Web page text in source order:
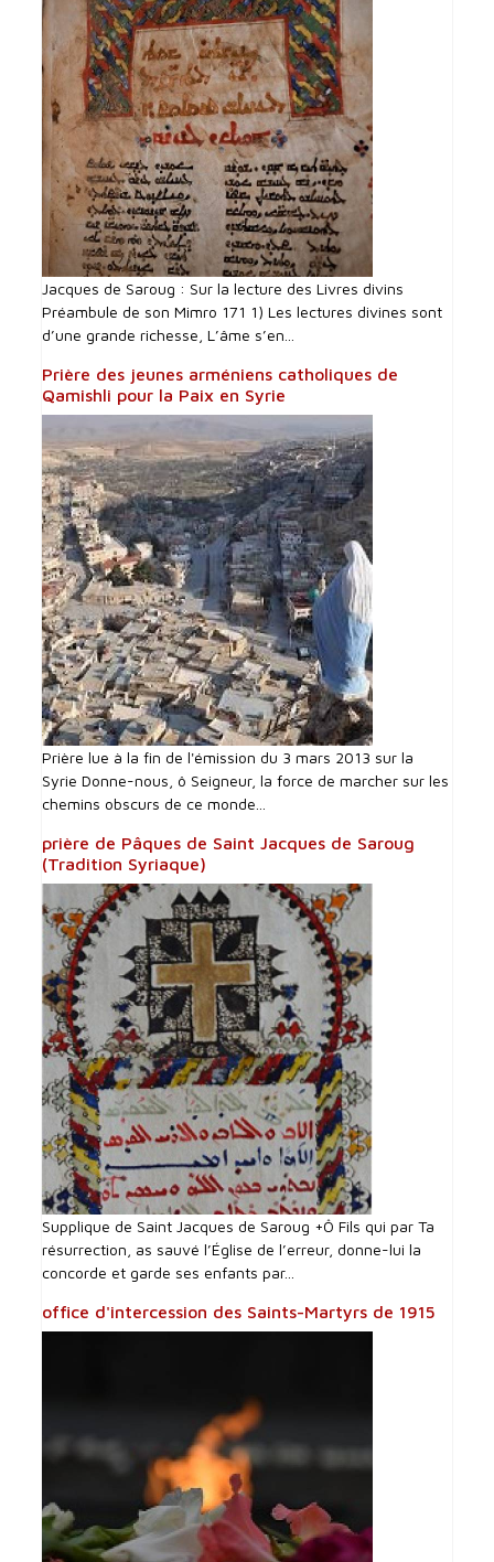
Jacques de Saroug : Sur la lecture des Livres divins
Préambule de son Mimro 171 1) Les lectures divines sont
d’une grande richesse, L’âme s’en...
Prière des jeunes arméniens catholiques de
Qamishli pour la Paix en Syrie
Prière lue à la fin de l'émission du 3 mars 2013 sur la
Syrie Donne-nous, ô Seigneur, la force de marcher sur les
chemins obscurs de ce monde...
prière de Pâques de Saint Jacques de Saroug
(Tradition Syriaque)
Supplique de Saint Jacques de Saroug +Ô Fils qui par Ta
résurrection, as sauvé l’Église de l’erreur, donne-lui la
concorde et garde ses enfants par...
office d'intercession des Saints-Martyrs de 1915